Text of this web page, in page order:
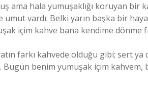
ama hala yumuşaklığı koruyan bir
vardı. Belki yarın başka bir
içim kahve bana kendime dönme
farkı kahvede olduğu gibi; sert
benim yumuşak içim kahvem,